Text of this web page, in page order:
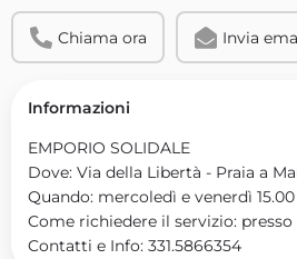
Chiama ora Invia
Informazioni
EMPORIO SOLIDALE
Dove: Via della Libertà - Praia a
Quando: mercoledì e venerdì 15.00
Come richiedere il servizio:
Contatti e Info: 331.5866354